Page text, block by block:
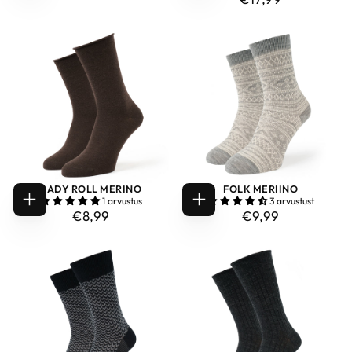
VALIGE
VALIKUD
LADY ROLL MERINO
1 arvustus
€8,99
TAVAHIND
€8,99 VALIGE
VALIKUD
FOLK MERIINO
3 arvustust
€9,99
TAVAHIND
€9,99